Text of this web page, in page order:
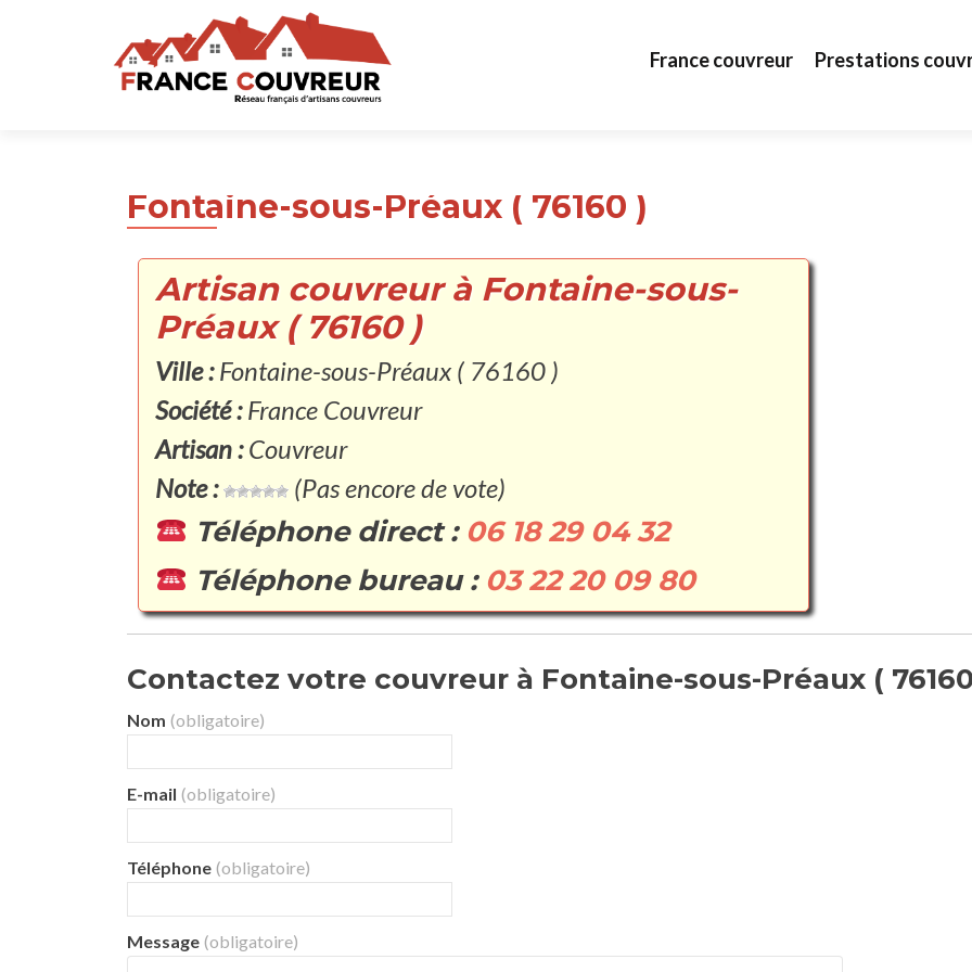
France couvreur Prestations
Fontaine-sous-Préaux ( 76160 )
Artisan couvreur à Fontaine-sous-
Préaux ( 76160 )
Ville :Fontaine-sous-Préaux ( 76160 )
Société :France Couvreur
Artisan :Couvreur
Note :
(Pas encore de vote)
Téléphone direct : 06 18 29 04 32
Téléphone bureau : 03 22 20 09 80
Contactez votre couvreur à Fontaine-sous-Préaux (
Nom (obligatoire)
E-mail (obligatoire)
Téléphone (obligatoire)
Message (obligatoire)